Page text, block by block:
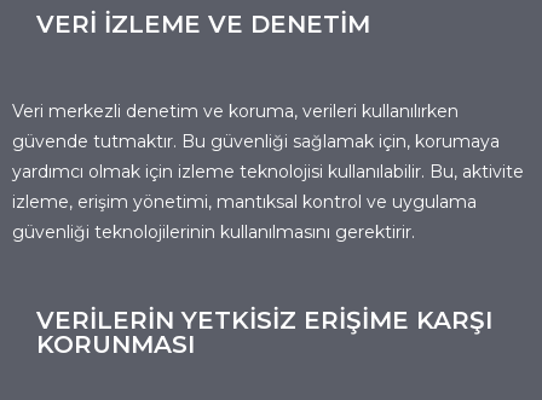
VERİ İZLEME VE DENETİM
Veri merkezli denetim ve koruma, verileri kullanılırken
güvende tutmaktır. Bu güvenliği sağlamak için, korumaya
yardımcı olmak için izleme teknolojisi kullanılabilir. Bu, aktivite
izleme, erişim yönetimi, mantıksal kontrol ve uygulama
güvenliği teknolojilerinin kullanılmasını gerektirir.
VERİLERİN YETKİSİZ ERİŞİME KARŞI
KORUNMASI